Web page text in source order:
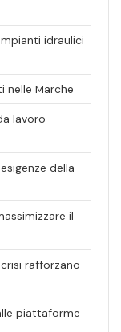
idraulici
nelle Marche
lavoro
della
il
rafforzano
piattaforme